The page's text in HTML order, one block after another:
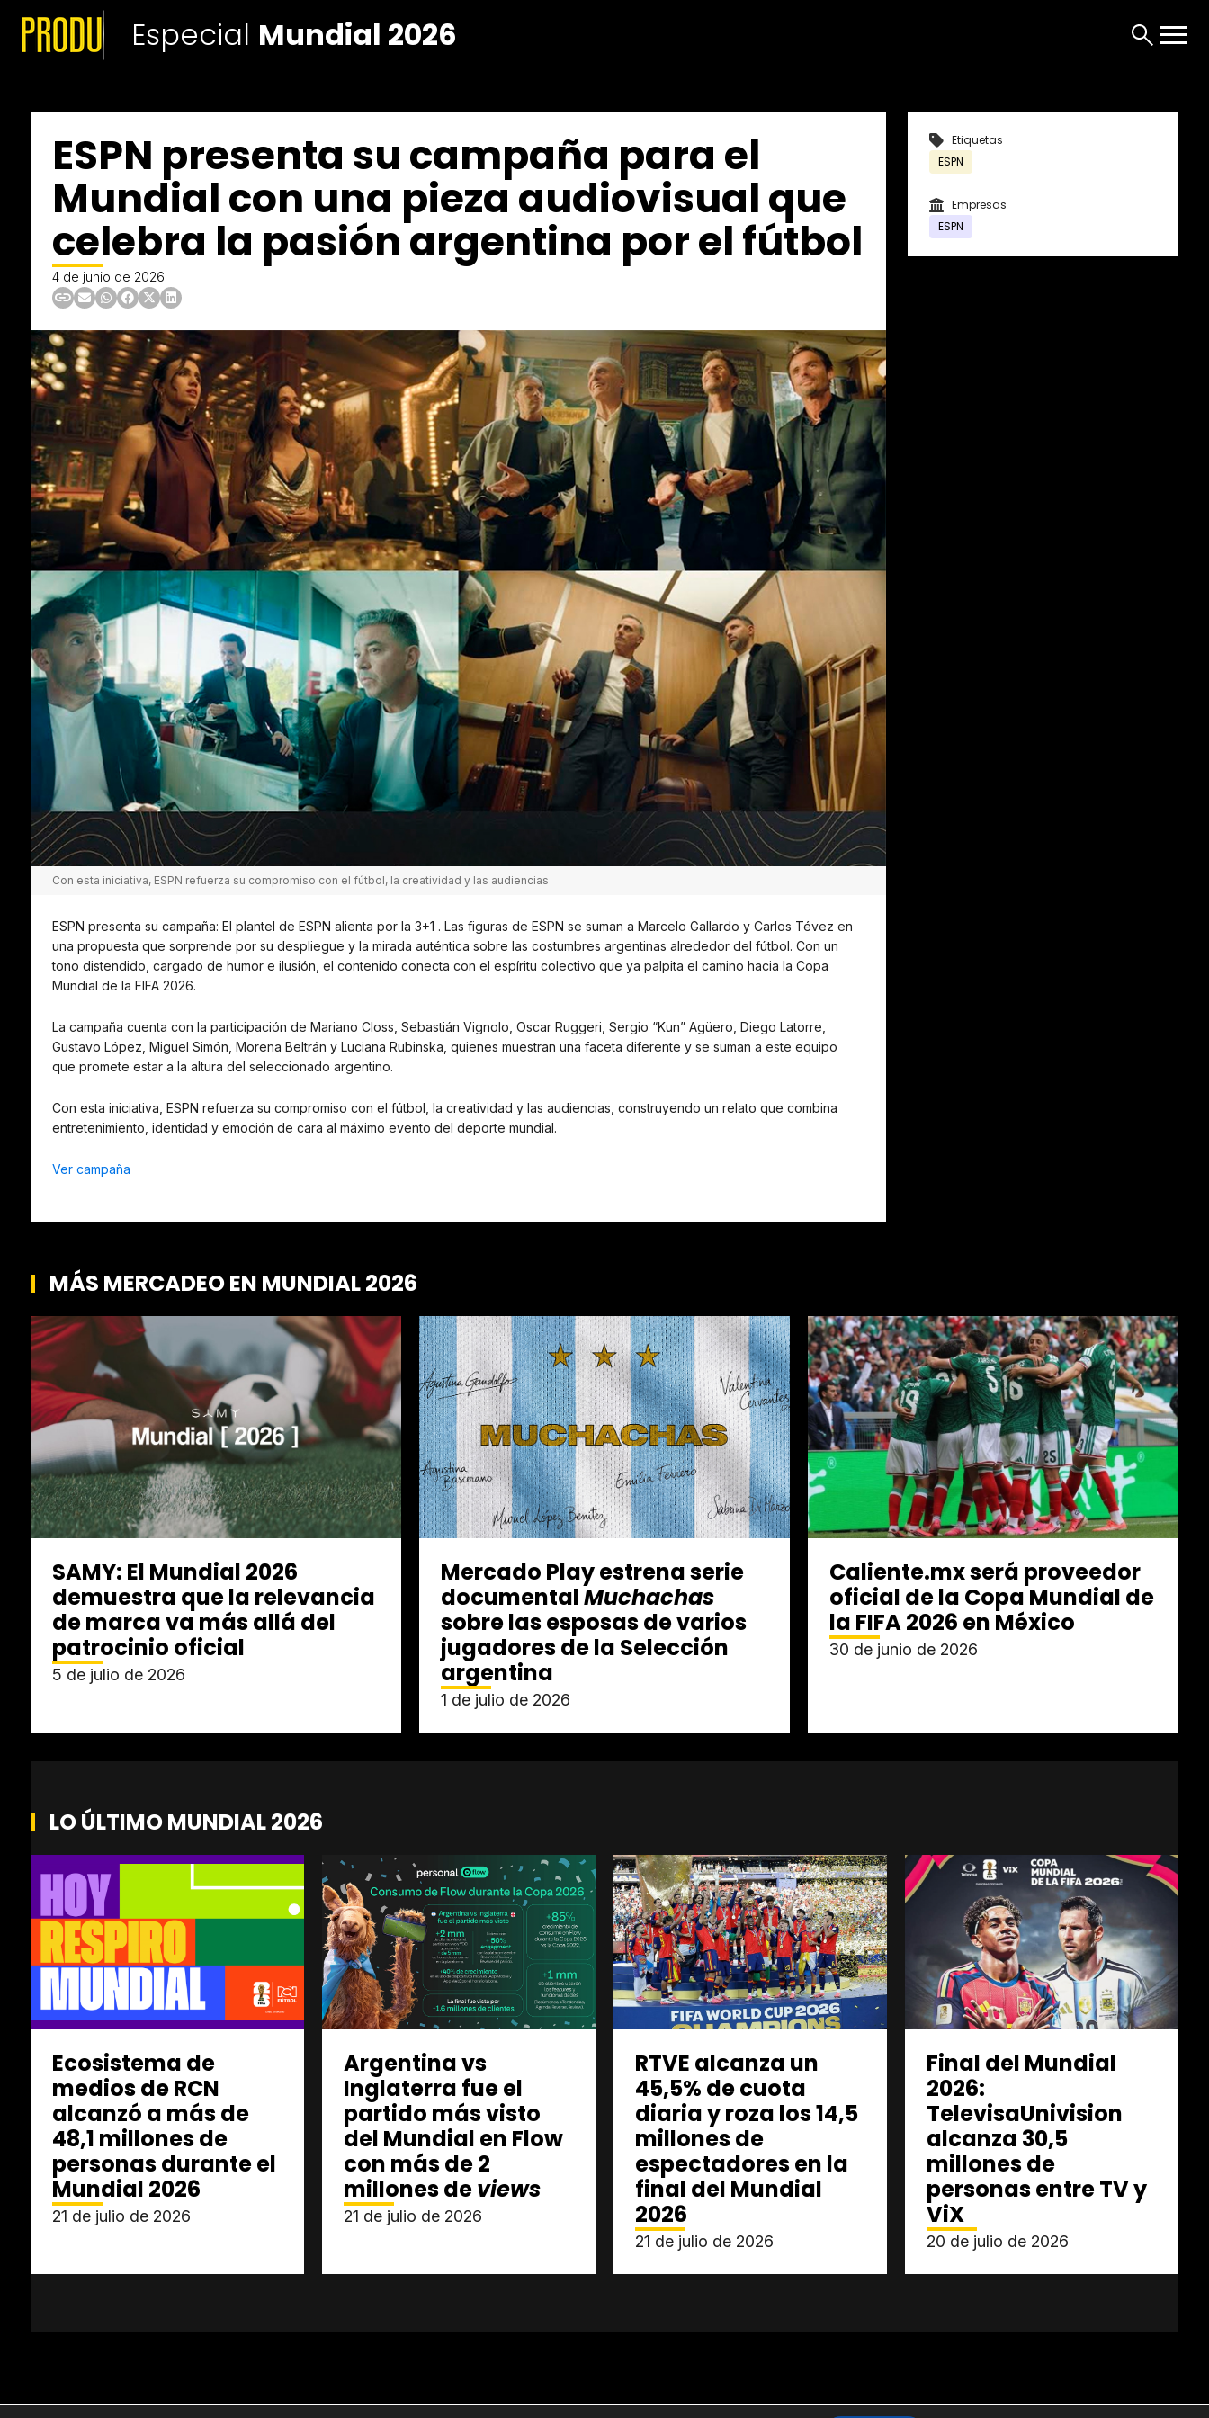
Especial Mundial 2026
ESPN presenta su campaña para el
Mundial con una pieza audiovisual que
celebra la pasión argentina por el fútbol
4 de junio de 2026
Con esta iniciativa, ESPN refuerza su compromiso con el fútbol, la creatividad y las audiencias
ESPN presenta su campaña: El plantel de ESPN alienta por la 3+1 . Las figuras de ESPN se suman a Marcelo Gallardo y Carlos Tévez en
una propuesta que sorprende por su despliegue y la mirada auténtica sobre las costumbres argentinas alrededor del fútbol. Con un
tono distendido, cargado de humor e ilusión, el contenido conecta con el espíritu colectivo que ya palpita el camino hacia la Copa
Mundial de la FIFA 2026.
La campaña cuenta con la participación de Mariano Closs, Sebastián Vignolo, Oscar Ruggeri, Sergio “Kun” Agüero, Diego Latorre,
Gustavo López, Miguel Simón, Morena Beltrán y Luciana Rubinska, quienes muestran una faceta diferente y se suman a este equipo
que promete estar a la altura del seleccionado argentino.
Con esta iniciativa, ESPN refuerza su compromiso con el fútbol, la creatividad y las audiencias, construyendo un relato que combina
entretenimiento, identidad y emoción de cara al máximo evento del deporte mundial.
Ver campaña
Etiquetas
ESPN
Empresas
ESPN
MÁS MERCADEO EN MUNDIAL 2026
SAMY: El Mundial 2026
demuestra que la relevancia
de marca va más allá del
patrocinio oficial
5 de julio de 2026
Mercado Play estrena serie
documentalMuchachas
sobre las esposas de varios
jugadores de la Selección
argentina
1 de julio de 2026
Caliente.mx será proveedor
oficial de la Copa Mundial de
la FIFA 2026 en México
30 de junio de 2026
LO ÚLTIMO MUNDIAL 2026
Ecosistema de
medios de RCN
alcanzó a más de
48,1 millones de
personas durante el
Mundial 2026
21 de julio de 2026
Argentina vs
Inglaterra fue el
partido más visto
del Mundial en Flow
con más de 2
millones deviews
21 de julio de 2026
RTVE alcanza un
45,5% de cuota
diaria y roza los 14,5
millones de
espectadores en la
final del Mundial
2026
21 de julio de 2026
Final del Mundial
2026:
TelevisaUnivision
alcanza 30,5
millones de
personas entre TV y
ViX
20 de julio de 2026